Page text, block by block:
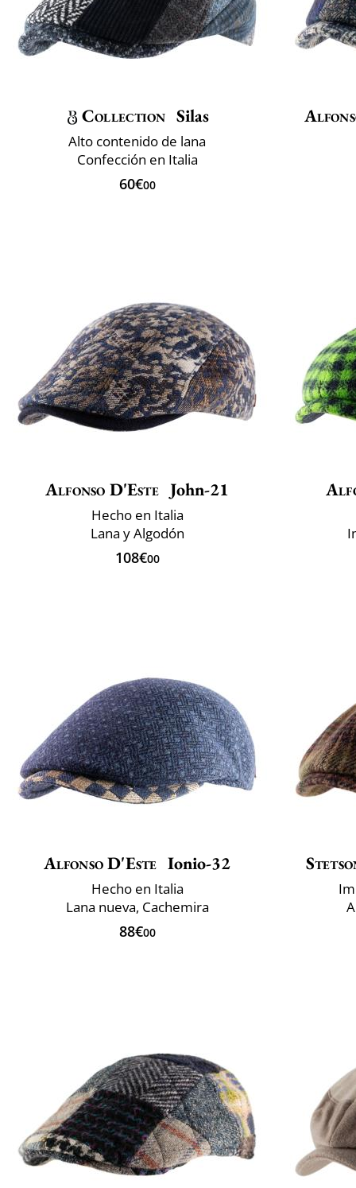
Collection Silas
Alto contenido de lana
Confección en Italia
60€00
Alfonso D'Este John-21
Hecho en Italia
Lana y Algodón
108€00
Alfonso D'Este Ionio-32
Hecho en Italia
Lana nueva, Cachemira
88€00